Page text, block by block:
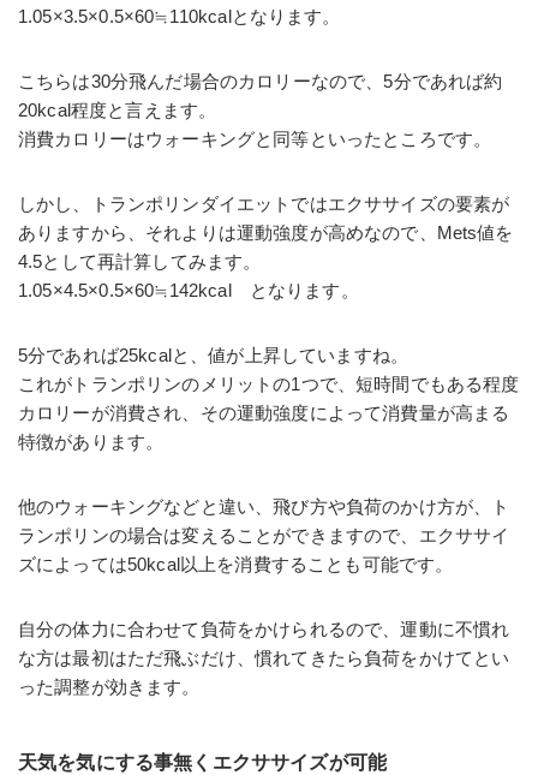
1.05×3.5×0.5×60≒110kcalとなります。
こちらは30分飛んだ場合のカロリーなので、5分であれば約
20kcal程度と言えます。
消費カロリーはウォーキングと同等といったところです。
しかし、トランポリンダイエットではエクササイズの要素が
ありますから、それよりは運動強度が高めなので、Mets値を
4.5として再計算してみます。
1.05×4.5×0.5×60≒142kcal となります。
5分であれば25kcalと、値が上昇していますね。
これがトランポリンのメリットの1つで、短時間でもある程度
カロリーが消費され、その運動強度によって消費量が高まる
特徴があります。
他のウォーキングなどと違い、飛び方や負荷のかけ方が、ト
ランポリンの場合は変えることができますので、エクササイ
ズによっては50kcal以上を消費することも可能です。
自分の体力に合わせて負荷をかけられるので、運動に不慣れ
な方は最初はただ飛ぶだけ、慣れてきたら負荷をかけてとい
った調整が効きます。
天気を気にする事無くエクササイズが可能